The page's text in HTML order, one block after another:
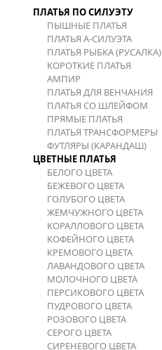
ПЛАТЬЯ ПО СИЛУЭТУ
ПЫШНЫЕ ПЛАТЬЯ
ПЛАТЬЯ А-СИЛУЭТА
ПЛАТЬЯ РЫБКА (РУСАЛКА)
КОРОТКИЕ ПЛАТЬЯ
АМПИР
ПЛАТЬЯ ДЛЯ ВЕНЧАНИЯ
ПЛАТЬЯ СО ШЛЕЙФОМ
ПРЯМЫЕ ПЛАТЬЯ
ПЛАТЬЯ ТРАНСФОРМЕРЫ
ФУТЛЯРЫ (КАРАНДАШ)
ЦВЕТНЫЕ ПЛАТЬЯ
БЕЛОГО ЦВЕТА
БЕЖЕВОГО ЦВЕТА
ГОЛУБОГО ЦВЕТА
ЖЕМЧУЖНОГО ЦВЕТА
КОРАЛЛОВОГО ЦВЕТА
КОФЕЙНОГО ЦВЕТА
КРЕМОВОГО ЦВЕТА
ЛАВАНДОВОГО ЦВЕТА
МОЛОЧНОГО ЦВЕТА
ПЕРСИКОВОГО ЦВЕТА
ПУДРОВОГО ЦВЕТА
РОЗОВОГО ЦВЕТА
СЕРОГО ЦВЕТА
СИРЕНЕВОГО ЦВЕТА